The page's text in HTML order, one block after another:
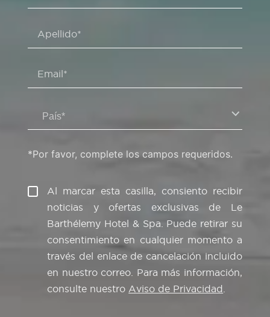
Apellido*
Email*
País*
*Por favor, complete los campos requeridos.
Al marcar esta casilla, consiento recibir
noticias y ofertas exclusivas de Le
Barthélemy Hotel & Spa. Puede retirar su
consentimiento en cualquier momento a
través del enlace de cancelación incluido
en nuestro correo. Para más información,
consulte nuestro Aviso de Privacidad